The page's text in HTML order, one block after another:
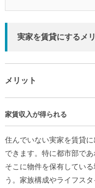
実家を賃貸にするメ
メリット
家賃収入が得られる
住んでいない実家を賃貸
できます。特に都市部で
そこに物件を保有してい
う。家族構成やライフス